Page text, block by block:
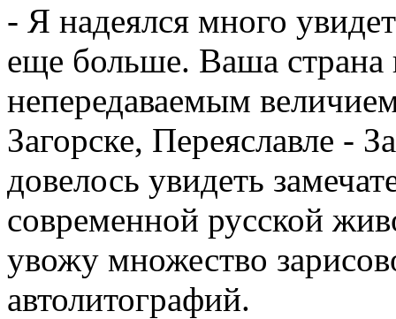
- Я надеялся много
еще больше. Ваша страна
непередаваемым
Загорске, Переяславле -
довелось увидеть
современной русской
увожу множество
автолитографий.